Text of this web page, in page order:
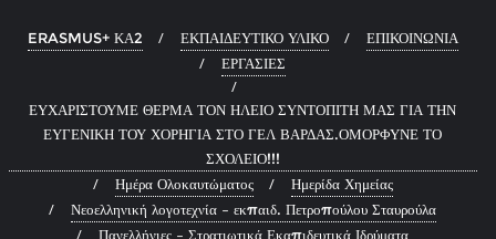
ERASMUS+ ΚΑ2 ΕΚΠΑΙΔΕΥΤΙΚΟ ΥΛΙΚΟ
ΕΠΙΚΟΙΝΩΝΙΑ
ΕΡΓΑΣΙΕΣ
ΕΥΧΑΡΙΣΤΟΥΜΕ ΘΕΡΜΑ ΤΟΝ ΗΛΕΙΟ ΣΥΝΤΟΠΙΤΗ ΜΑΣ ΓΙΑ ΤΗΝ
ΕΥΓΕΝΙΚΗ ΤΟΥ ΧΟΡΗΓΙΑ ΣΤΟ ΓΕΛ ΒΑΡΔΑΣ.ΟΜΟΡΦΥΝΕ ΤΟ
ΣΧΟΛΕΙΟ!!!
Ημέρα Ολοκαυτώματος
Ημερίδα Χημείας
Νεοελληνική λογοτεχνία – εκπαιδ. Πετροπούλου Σταυρούλα
Πανελλήνιες – Στρατιωτικά Εκαπιδευτικά Ιδρύματα